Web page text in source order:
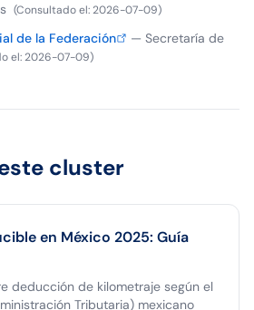
(Consultado el:2026-07-09)
de la Federación — Secretaría de
el:2026-07-09)
cluster
en México 2025: Guía
deducción de kilometraje según el
Tributaria) mexicano